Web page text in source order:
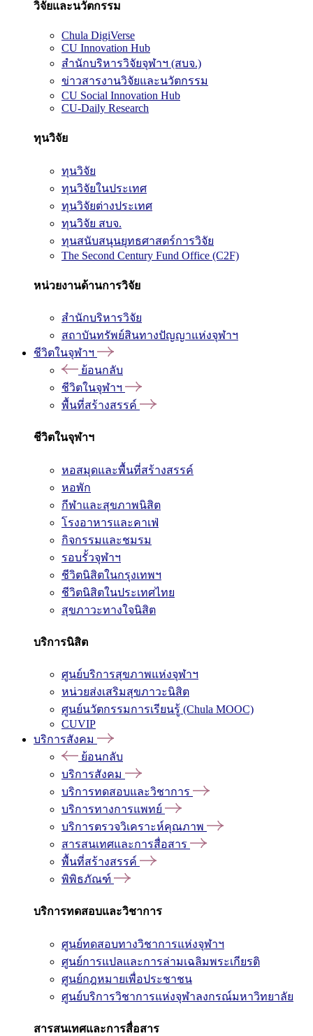
วิจัยและนวัตกรรม
Chula DigiVerse
CU Innovation Hub
สำนักบริหารวิจัยจุฬาฯ (สบจ.)
ข่าวสารงานวิจัยและนวัตกรรม
CU Social Innovation Hub
CU-Daily Research
ทุนวิจัย
ทุนวิจัย
ทุนวิจัยในประเทศ
ทุนวิจัยต่างประเทศ
ทุนวิจัย สบจ.
ทุนสนับสนุนยุทธศาสตร์การวิจัย
The Second Century Fund Office (C2F)
หน่วยงานด้านการวิจัย
สำนักบริหารวิจัย
สถาบันทรัพย์สินทางปัญญาแห่งจุฬาฯ
ชีวิตในจุฬาฯ
ย้อนกลับ
ชีวิตในจุฬาฯ
พื้นที่สร้างสรรค์
ชีวิตในจุฬาฯ
หอสมุดและพื้นที่สร้างสรรค์
หอพัก
กีฬาและสุขภาพนิสิต
โรงอาหารและคาเฟ่
กิจกรรมและชมรม
รอบรั้วจุฬาฯ
ชีวิตนิสิตในกรุงเทพฯ
ชีวิตนิสิตในประเทศไทย
สุขภาวะทางใจนิสิต
บริการนิสิต
ศูนย์บริการสุขภาพแห่งจุฬาฯ
หน่วยส่งเสริมสุขภาวะนิสิต
ศูนย์นวัตกรรมการเรียนรู้ (Chula MOOC)
CUVIP
บริการสังคม
ย้อนกลับ
บริการสังคม
บริการทดสอบและวิชาการ
บริการทางการแพทย์
บริการตรวจวิเคราะห์คุณภาพ
สารสนเทศและการสื่อสาร
พื้นที่สร้างสรรค์
พิพิธภัณฑ์
บริการทดสอบและวิชาการ
ศูนย์ทดสอบทางวิชาการแห่งจุฬาฯ
ศูนย์การแปลและการล่ามเฉลิมพระเกียรติ
ศูนย์กฎหมายเพื่อประชาชน
ศูนย์บริการวิชาการแห่งจุฬาลงกรณ์มหาวิทยาลัย
สารสนเทศและการสื่อสาร